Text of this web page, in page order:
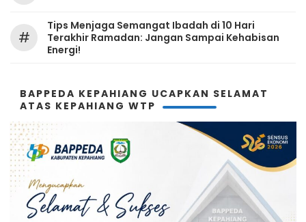
#
Tips Menjaga Semangat Ibadah di 10 Hari
Terakhir Ramadan: Jangan Sampai Kehabisan
Energi!
BAPPEDA KEPAHIANG UCAPKAN SELAMAT
ATAS KEPAHIANG WTP